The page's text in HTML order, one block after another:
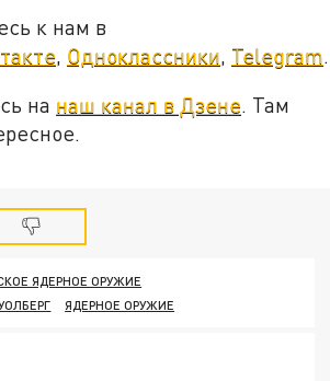
к нам в
, Одноклассники, Telegram.
на наш канал в Дзене. Там
ЯДЕРНОЕ ОРУЖИЕ
ЯДЕРНОЕ ОРУЖИЕ